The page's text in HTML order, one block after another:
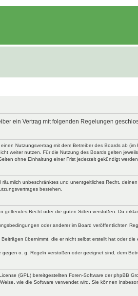
ein Vertrag mit folgenden Regelungen
Nutzungsvertrag mit dem Betreiber des Boards ab
weiter nutzen. Für die Nutzung des Boards gelten
ohne Einhaltung einer Frist jederzeit gekündigt
unbeschränktes und unentgeltliches Recht,
bestehen.
Recht oder die guten Sitten verstoßen. Du
oder anderer im Board veröffentlichten
übernimmt, die er nicht selbst erstellt hat oder
o. g. Regeln verstoßen oder geeignet sind, dem
(GPL) bereitgestellten Foren-Software der phpBB
wie die Software verwendet wird. Sie können